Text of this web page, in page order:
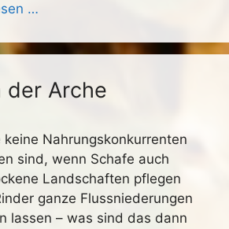
…
der Arche
keine Nahrungskonkurrenten
sind, wenn Schafe auch
Landschaften pflegen
ganze Flussniederungen
lassen – was sind das dann